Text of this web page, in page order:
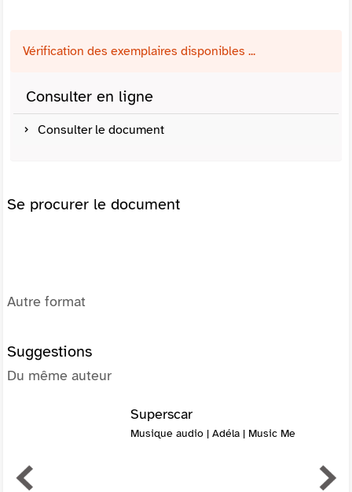
Vérification des exemplaires disponibles ...
Consulter en ligne
Consulter le document
Se procurer le document
Autre format
Suggestions
Du même auteur
Superscar
Musique audio | Adéla | Music Me